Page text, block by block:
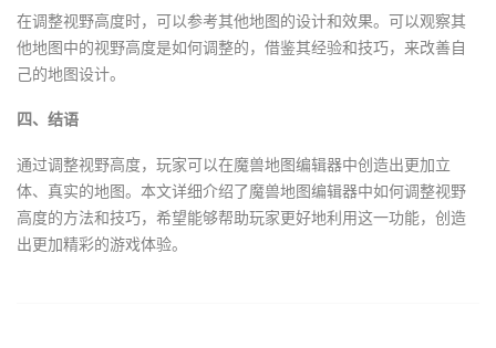
在调整视野高度时，可以参考其他地图的设计和效果。可以观察其
他地图中的视野高度是如何调整的，借鉴其经验和技巧，来改善自
己的地图设计。
四、结语
通过调整视野高度，玩家可以在魔兽地图编辑器中创造出更加立
体、真实的地图。本文详细介绍了魔兽地图编辑器中如何调整视野
高度的方法和技巧，希望能够帮助玩家更好地利用这一功能，创造
出更加精彩的游戏体验。